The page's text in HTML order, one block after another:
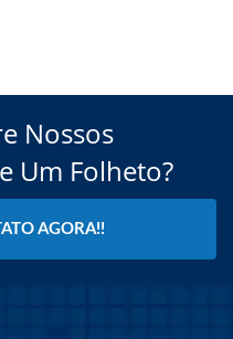
Nossos
Um Folheto?
AGORA!!